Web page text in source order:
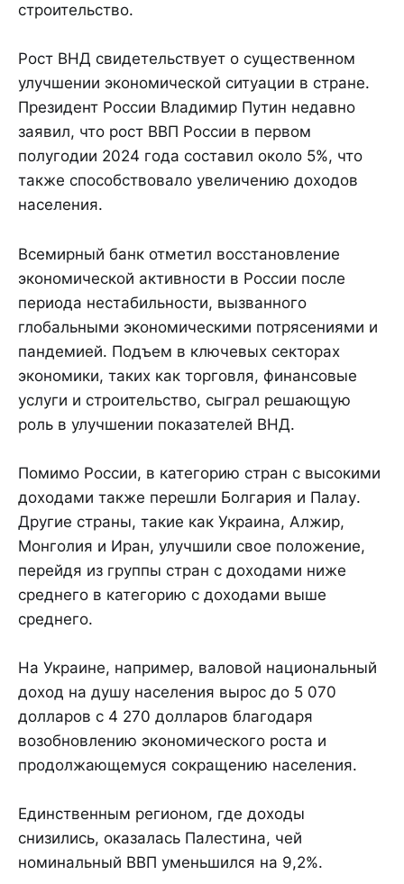
строительство.
Рост ВНД свидетельствует о существенном
улучшении экономической ситуации в стране.
Президент России Владимир Путин недавно
заявил, что рост ВВП России в первом
полугодии 2024 года составил около 5%, что
также способствовало увеличению доходов
населения.
Всемирный банк отметил восстановление
экономической активности в России после
периода нестабильности, вызванного
глобальными экономическими потрясениями и
пандемией. Подъем в ключевых секторах
экономики, таких как торговля, финансовые
услуги и строительство, сыграл решающую
роль в улучшении показателей ВНД.
Помимо России, в категорию стран с высокими
доходами также перешли Болгария и Палау.
Другие страны, такие как Украина, Алжир,
Монголия и Иран, улучшили свое положение,
перейдя из группы стран с доходами ниже
среднего в категорию с доходами выше
среднего.
На Украине, например, валовой национальный
доход на душу населения вырос до 5 070
долларов с 4 270 долларов благодаря
возобновлению экономического роста и
продолжающемуся сокращению населения.
Единственным регионом, где доходы
снизились, оказалась Палестина, чей
номинальный ВВП уменьшился на 9,2%.